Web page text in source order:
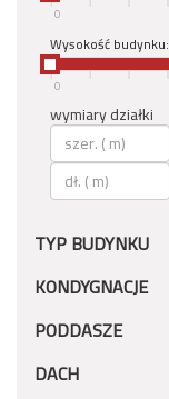
0
Wysokość budynku:
0
wymiary działki
TYP BUDYNKU
KONDYGNACJE
PODDASZE
DACH